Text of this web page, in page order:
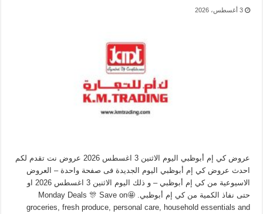
3 أغسطس، 2026
عروض كي إم أبوظبي اليوم الاثنين 3 اغسطس 2026 عروض نت تقدم لكم
احدث عروض كي إم أبوظبي اليوم الجديدة فى صفحة واحدة – العروض
الاسيوعية من كي إم أبوظبي – و ذلك اليوم الاثنين 3 اغسطس 2026 او
حتى نفاذ الكمية من كي إم أبوظبي. 🤩Monday Deals 🎊 Save on
groceries, fresh produce, personal care, household essentials and